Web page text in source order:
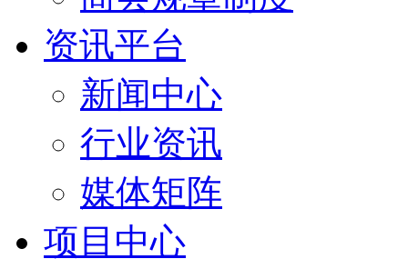
资讯平台
新闻中心
行业资讯
媒体矩阵
项目中心